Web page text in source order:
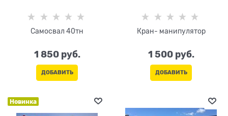
Самосвал 40тн
1 850 руб.
ДОБАВИТЬ
Кран- манипулятор
1 500 руб.
ДОБАВИТЬ
Новинка